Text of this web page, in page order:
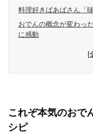
料理好きばあばさん「
おでんの概念が変わっ
に感動
[
これぞ本気のおで
シピ